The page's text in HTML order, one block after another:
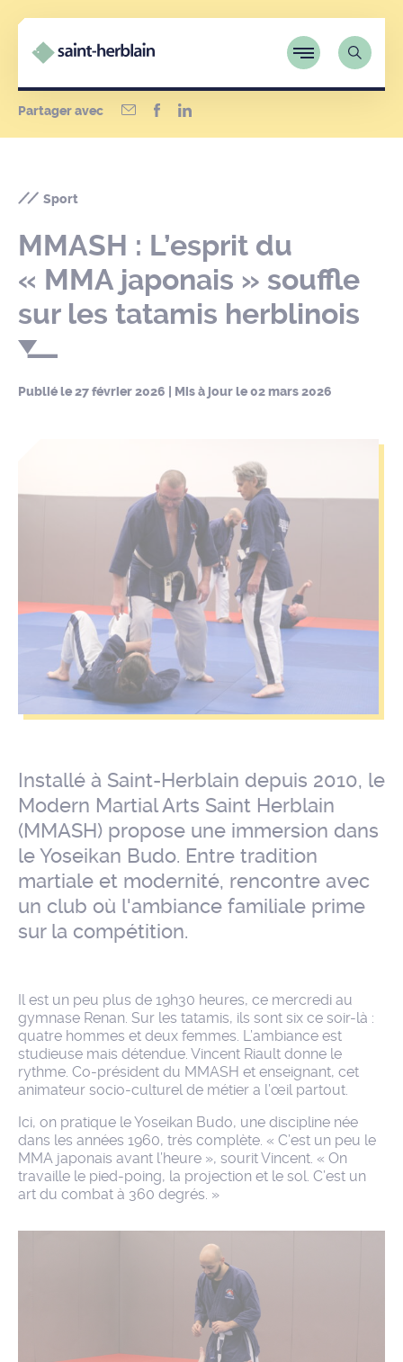
Partager avec
Sport
MMASH : L’esprit du
« MMA japonais » souffle
sur les tatamis herblinois
Publié le27 février 2026 | Mis à jour le02 mars 2026
Installé à Saint-Herblain depuis 2010, le
Modern Martial Arts Saint Herblain
(MMASH) propose une immersion dans
le Yoseikan Budo. Entre tradition
martiale et modernité, rencontre avec
un club où l'ambiance familiale prime
sur la compétition.
Il est un peu plus de 19h30 heures, ce mercredi au
gymnase Renan. Sur les tatamis, ils sont six ce soir-là :
quatre hommes et deux femmes. L’ambiance est
studieuse mais détendue. Vincent Riault donne le
rythme. Co-président du MMASH et enseignant, cet
animateur socio-culturel de métier a l’œil partout.
Ici, on pratique le Yoseikan Budo, une discipline née
dans les années 1960, très complète. « C’est un peu le
MMA japonais avant l’heure », sourit Vincent. « On
travaille le pied-poing, la projection et le sol. C’est un
art du combat à 360 degrés. »